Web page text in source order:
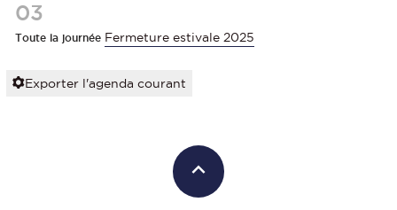
03
Toute la journée Fermeture estivale 2025
Exporter l'agenda courant